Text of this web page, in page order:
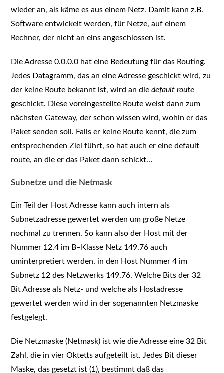
wieder an, als käme es aus einem Netz. Damit kann z.B.
Software entwickelt werden, für Netze, auf einem
Rechner, der nicht an eins angeschlossen ist.
Die Adresse 0.0.0.0 hat eine Bedeutung für das Routing.
Jedes Datagramm, das an eine Adresse geschickt wird, zu
der keine Route bekannt ist, wird an diedefault route
geschickt. Diese voreingestellte Route weist dann zum
nächsten Gateway, der schon wissen wird, wohin er das
Paket senden soll. Falls er keine Route kennt, die zum
entsprechenden Ziel führt, so hat auch er eine default
route, an die er das Paket dann schickt…
Subnetze und die Netmask
Ein Teil der Host Adresse kann auch intern als
Subnetzadresse gewertet werden um große Netze
nochmal zu trennen. So kann also der Host mit der
Nummer 12.4 im B–Klasse Netz 149.76 auch
uminterpretiert werden, in den Host Nummer 4 im
Subnetz 12 des Netzwerks 149.76. Welche Bits der 32
Bit Adresse als Netz- und welche als Hostadresse
gewertet werden wird in der sogenannten Netzmaske
festgelegt.
Die Netzmaske (Netmask) ist wie die Adresse eine 32 Bit
Zahl, die in vier Oktetts aufgeteilt ist. Jedes Bit dieser
Maske, das gesetzt ist (1), bestimmt daß das